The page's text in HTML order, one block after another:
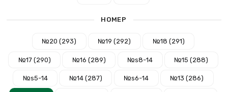
НОМЕР
№20 (293) №19 (292) №18 (291)
№17 (290) №16 (289) №s8-14 №15 (288)
№s5-14 №14 (287) №s6-14 №13 (286)